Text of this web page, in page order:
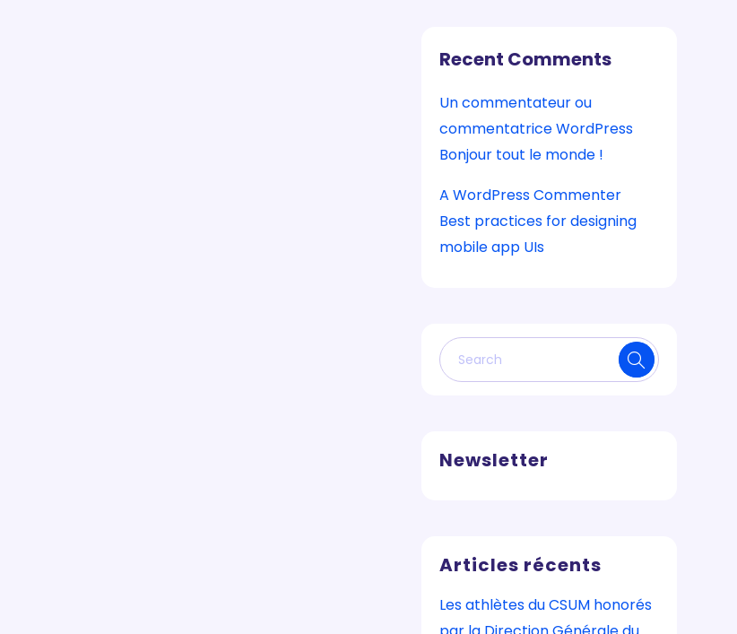
Recent Comments
Un commentateur ou
commentatrice WordPress
Bonjour tout le monde !
A WordPress Commenter
Best practices for designing
mobile app UIs
Newsletter
Articles récents
Les athlètes du CSUM honorés